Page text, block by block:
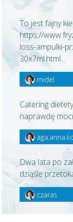
To jest fajny
https://
loss-ampulki-
30x7ml.html...
midel
Catering
naprawdę
Dwa lata po
dziąśle
czaras